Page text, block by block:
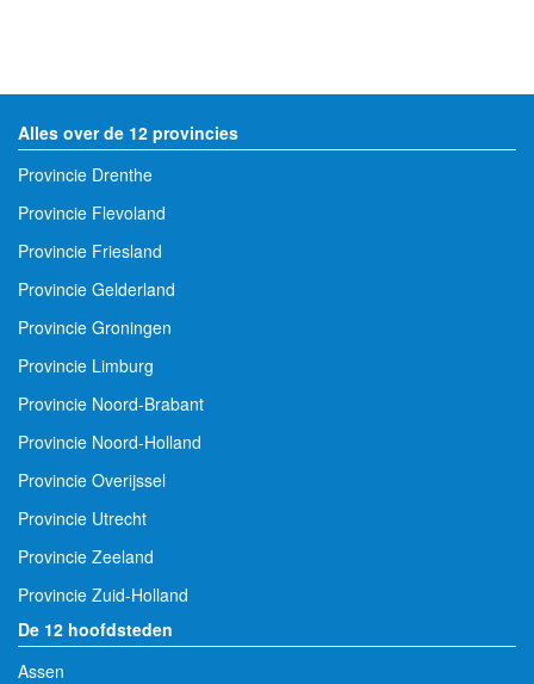
Alles over de 12 provincies
Provincie Drenthe
Provincie Flevoland
Provincie Friesland
Provincie Gelderland
Provincie Groningen
Provincie Limburg
Provincie Noord-Brabant
Provincie Noord-Holland
Provincie Overijssel
Provincie Utrecht
Provincie Zeeland
Provincie Zuid-Holland
De 12 hoofdsteden
Assen